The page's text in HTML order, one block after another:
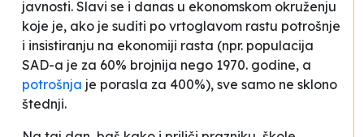
javnosti. Slavi se i danas u ekonomskom okruženju
koje je, ako je suditi po vrtoglavom rastu potrošnje
i insistiranju na ekonomiji rasta (npr. populacija
SAD-a je za 60% brojnija nego 1970. godine, a
potrošnja je porasla za 400%), sve samo ne sklono
štednji.